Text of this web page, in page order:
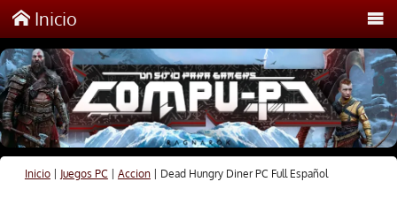
Inicio
Inicio| Juegos PC Accion| Dead Hungry Diner PC Full Español